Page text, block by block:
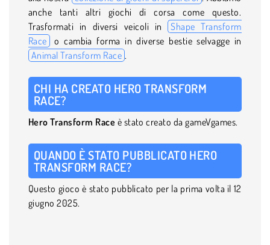
anche tanti altri giochi di corsa come questo.
Trasformati in diversi veicoli in Shape Transform
Race o cambia forma in diverse bestie selvagge in
Animal Transform Race .
CHI HA CREATO HERO TRANSFORM
RACE?
Hero Transform Race è stato creato da gameVgames.
QUANDO È STATO PUBBLICATO HERO
TRANSFORM RACE?
Questo gioco è stato pubblicato per la prima volta il 12
giugno 2025.